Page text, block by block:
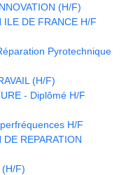
(H/F)
ILE DE FRANCE H/F
Pyrotechnique
(H/F)
- Diplômé H/F
H/F
REPARATION
(H/F)